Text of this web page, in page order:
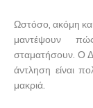
Ωστόσο, ακόμη
μαντέψουν
σταματήσουν. Ο
άντληση είναι
μακριά.